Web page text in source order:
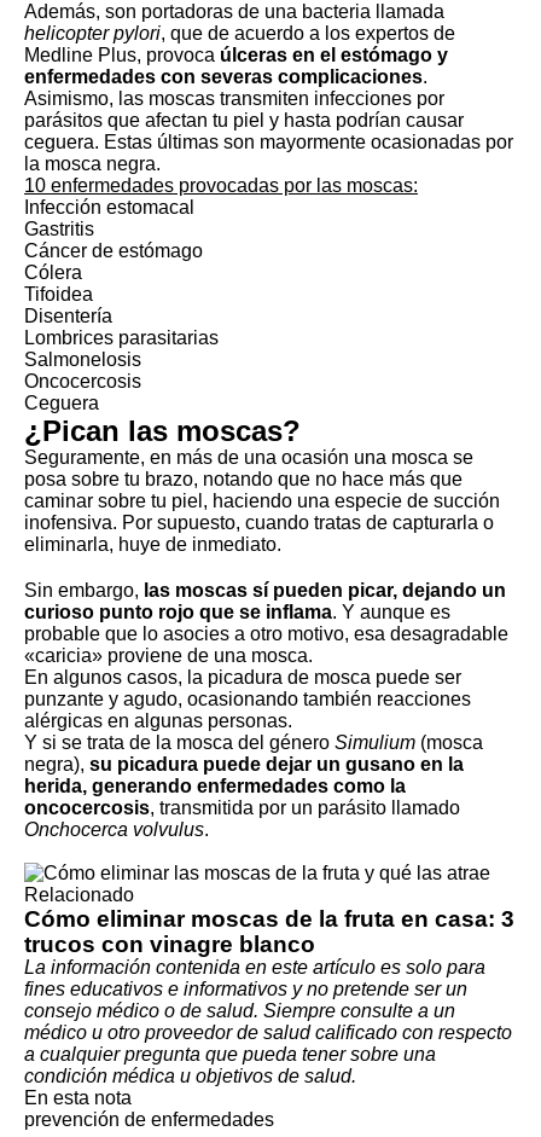
Además, son portadoras de una bacteria llamada
helicopter pylori, que de acuerdo a los expertos de
Medline Plus, provoca úlceras en el estómago y
enfermedades con severas complicaciones.
Asimismo, las moscas transmiten infecciones por
parásitos que afectan tu piel y hasta podrían causar
ceguera. Estas últimas son mayormente ocasionadas por
la mosca negra.
10 enfermedades provocadas por las moscas:
Infección estomacal
Gastritis
Cáncer de estómago
Cólera
Tifoidea
Disentería
Lombrices parasitarias
Salmonelosis
Oncocercosis
Ceguera
¿Pican las moscas?
Seguramente, en más de una ocasión una mosca se
posa sobre tu brazo, notando que no hace más que
caminar sobre tu piel, haciendo una especie de succión
inofensiva. Por supuesto, cuando tratas de capturarla o
eliminarla, huye de inmediato.
Sin embargo, las moscas sí pueden picar, dejando un
curioso punto rojo que se inflama. Y aunque es
probable que lo asocies a otro motivo, esa desagradable
«caricia» proviene de una mosca.
En algunos casos, la picadura de mosca puede ser
punzante y agudo, ocasionando también reacciones
alérgicas en algunas personas.
Y si se trata de la mosca del género Simulium (mosca
negra), su picadura puede dejar un gusano en la
herida, generando enfermedades como la
oncocercosis, transmitida por un parásito llamado
Onchocerca volvulus.
Relacionado
Cómo eliminar moscas de la fruta en casa: 3
trucos con vinagre blanco
La información contenida en este artículo es solo para
fines educativos e informativos y no pretende ser un
consejo médico o de salud. Siempre consulte a un
médico u otro proveedor de salud calificado con respecto
a cualquier pregunta que pueda tener sobre una
condición médica u objetivos de salud.
En esta nota
prevención de enfermedades